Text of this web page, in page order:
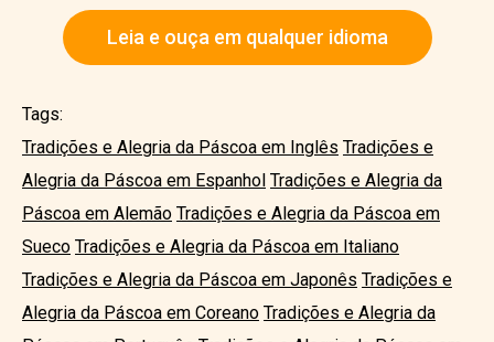
Leia e ouça em qualquer idioma
Tags:
Tradições e Alegria da Páscoa em Inglês Tradições e
Alegria da Páscoa em Espanhol Tradições e Alegria da
Páscoa em Alemão Tradições e Alegria da Páscoa em
Sueco Tradições e Alegria da Páscoa em Italiano
Tradições e Alegria da Páscoa em Japonês Tradições e
Alegria da Páscoa em Coreano Tradições e Alegria da